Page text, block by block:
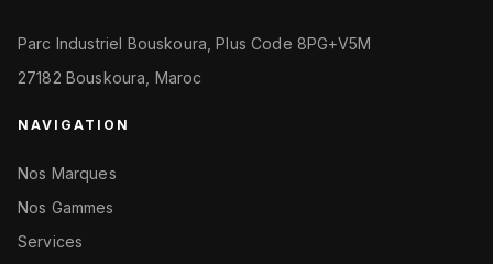
Parc Industriel Bouskoura, Plus Code 8PG+V5M
27182 Bouskoura, Maroc
NAVIGATION
Nos Marques
Nos Gammes
Services